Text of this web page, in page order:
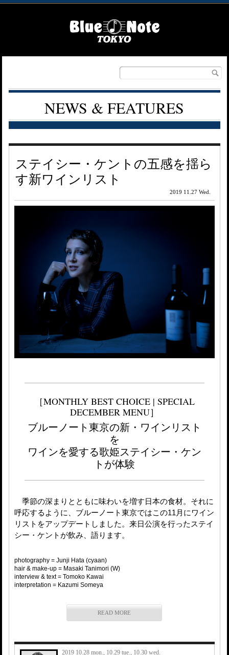
NEWS & FEATURES
ステイシー・ケントの五感を揺ら
す新ワインリスト
2019 11.27 Wed.
［MONTHLY BEST CHOICE | SPECIAL
DECEMBER MENU］
ブルーノート東京の新・ワインリスト
を
ワインを愛する歌姫ステイシー・ケン
トが体験
季節の深まりとともに味わいを増す日本の食材。それに
呼応するように、ブルーノート東京ではこの11月にワイン
リストをアップデートしました。来日公演を行ったステイ
シー・ケントが飲み、語ります。
photography = Junji Hata (cyaan)
hair & make-up = Masaki Tanimori (W)
interview & text = Tomoko Kawai
interpretation = Kazumi Someya
READ MORE
2019 10.28 mon., 10.29 tue., 10.30 wed.